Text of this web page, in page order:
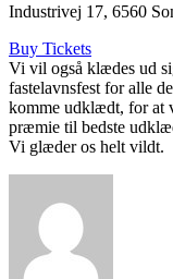
Industrivej 17, 6560
Buy Tickets
Vi vil også klædes ud
fastelavnsfest for alle
komme udklædt, for at
præmie til bedste
Vi glæder os helt vildt.